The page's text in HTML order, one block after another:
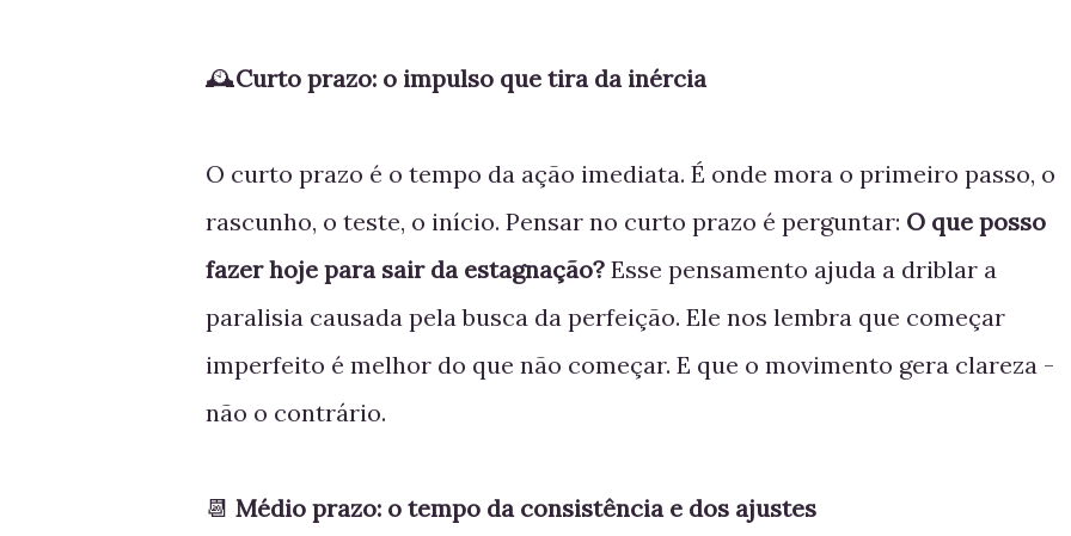
🕰️Curto prazo: o impulso que tira da inércia
O curto prazo é o tempo da ação imediata. É onde mora o primeiro passo, o
rascunho, o teste, o início. Pensar no curto prazo é perguntar: O que posso
fazer hoje para sair da estagnação? Esse pensamento ajuda a driblar a
paralisia causada pela busca da perfeição. Ele nos lembra que começar
imperfeito é melhor do que não começar. E que o movimento gera clareza -
não o contrário.
📆 Médio prazo: o tempo da consistência e dos ajustes